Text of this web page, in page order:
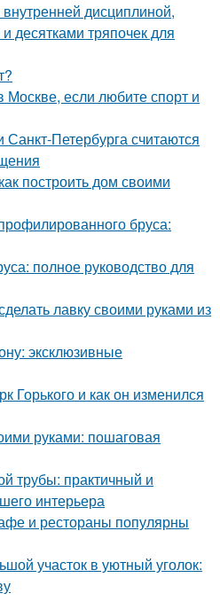
дисциплиной,
десятками тряпочек для
Москве, если любите спорт и
Петербурга считаются
построить дом своими
бруса:
полное руководство для
лавку своими руками из
эксклюзивные
Горького и как он изменился
руками: пошаговая
трубы: практичный и
интерьера
и рестораны популярны
участок в уютный уголок: